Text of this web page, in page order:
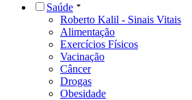
Saúde
Roberto Kalil - Sinais Vitais
Alimentação
Exercícios Físicos
Vacinação
Câncer
Drogas
Obesidade